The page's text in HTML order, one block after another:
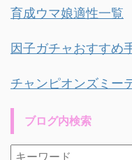
育成ウマ娘適性一覧
因子ガチャおすすめ
チャンピオンズミー
ブログ内検索